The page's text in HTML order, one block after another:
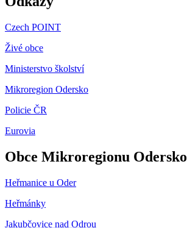
Czech POINT
Živé obce
Ministerstvo školství
Mikroregion Odersko
Policie ČR
Eurovia
Obce Mikroregionu Odersko
Heřmanice u Oder
Heřmánky
Jakubčovice nad Odrou